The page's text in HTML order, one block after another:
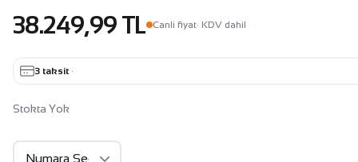
38.249,99 TL Canli fiyat· KDV dahil
3 taksit ·
Stokta Yok